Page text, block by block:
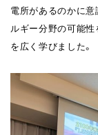
電所があるのかに意
ルギー分野の可能
を広く学びました。